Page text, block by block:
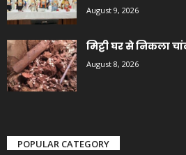
August 9, 2026
मिट्टी घर से निकला
August 8, 2026
POPULAR CATEGORY